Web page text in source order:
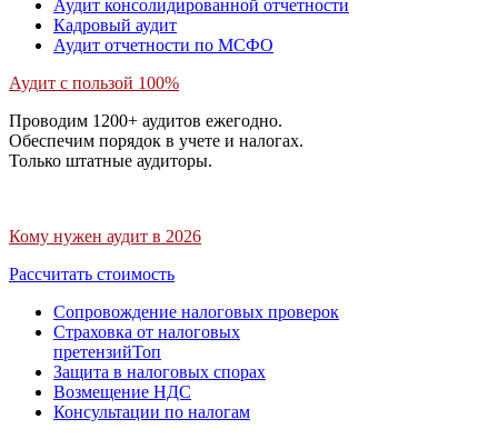
Аудит консолидированной отчетности
Кадровый аудит
Аудит отчетности по МСФО
Аудит с пользой 100%
Проводим 1200+ аудитов ежегодно.
Обеспечим порядок в учете и налогах.
Только штатные аудиторы.
Кому нужен аудит в 2026
Рассчитать стоимость
Сопровождение налоговых проверок
Страховка от налоговых
претензийТоп
Защита в налоговых спорах
Возмещение НДС
Консультации по налогам